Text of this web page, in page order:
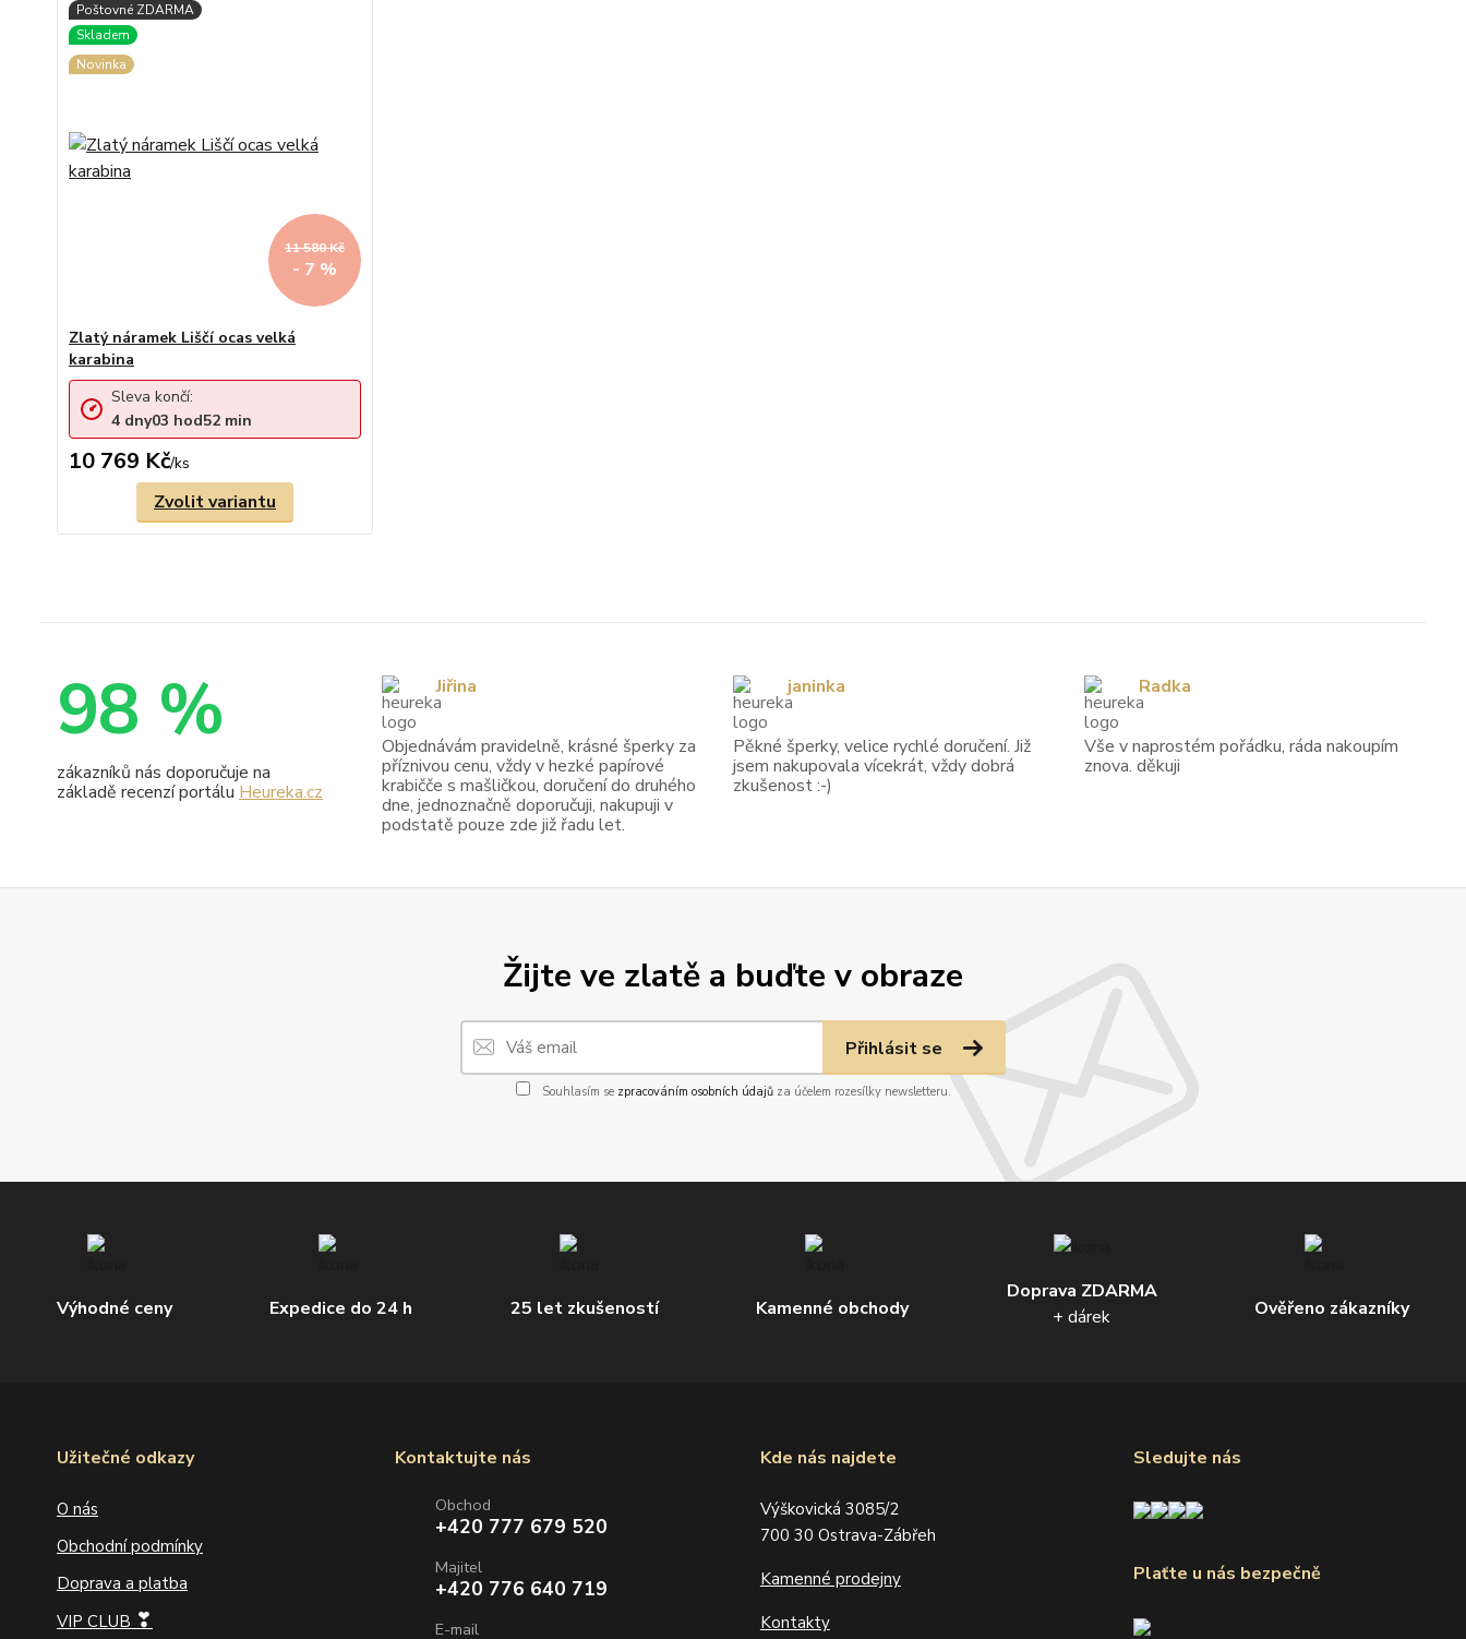
Novinka
11 580 Kč
- 7 %
Zlatý náramek Liščí ocas velká
karabina
10 769 Kč/ks
Sleva končí:
4 dny03 hod52 min
Zvolit variantu
Žijte ve zlatě a buďte v obraze
Přihlásit se
Souhlasím se zpracováním osobních údajůza účelem rozesílky newsletteru.
Výhodné ceny Expedice do 24 h 25 let zkušeností Kamenné obchody
Doprava ZDARMA
+ dárek
Ověřeno zákazníky
Užitečné odkazy
O nás
Obchodní podmínky
Doprava a platba
VIP CLUB ❣
Kde nás najdete
Výškovická 3085/2
700 30 Ostrava-Zábřeh
Kamenné prodejny
Kontakty
Sledujte nás
Plaťte u nás bezpečně
Kontaktujte nás
Obchod
+420 777 679 520
Majitel
+420 776 640 719
E-mail
98 %
zákazníků nás doporučuje na
základě recenzí portálu Heureka.cz
Objednávám pravidelně, krásné šperky za
příznivou cenu, vždy v hezké papírové
krabičče s mašličkou, doručení do druhého
dne, jednoznačně doporučuji, nakupuji v
podstatě pouze zde již řadu let.
Jiřina
Pěkné šperky, velice rychlé doručení. Již
jsem nakupovala vícekrát, vždy dobrá
zkušenost :-)
janinka
Vše v naprostém pořádku, ráda nakoupím
znova. děkuji
Radka